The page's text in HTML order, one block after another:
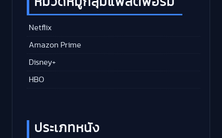
Netflix
Amazon Prime
Disney+
HBO
ประเภทหนัง